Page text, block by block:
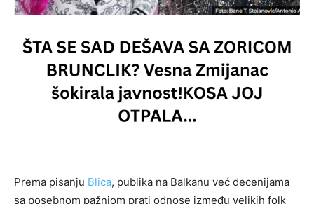
Prema pisanju Blica, publika na Balkanu već decenijama
sa posebnom pažnjom prati odnose između velikih folk